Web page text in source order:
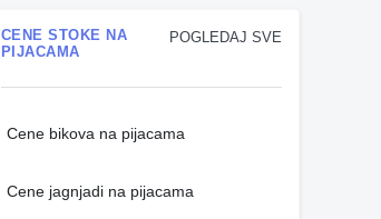
POGLEDAJ SVE
CENE STOKE NA
PIJACAMA
Cene bikova na pijacama
Cene jagnjadi na pijacama